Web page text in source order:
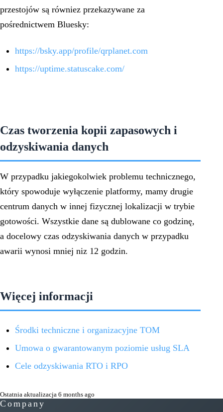
przestojów są równiez przekazywane za
pośrednictwem Bluesky:
https://bsky.app/profile/qrplanet.com
https://uptime.statuscake.com/
Czas tworzenia kopii zapasowych i
odzyskiwania danych
W przypadku jakiegokolwiek problemu technicznego,
który spowoduje wyłączenie platformy, mamy drugie
centrum danych w innej fizycznej lokalizacji w trybie
gotowości. Wszystkie dane są dublowane co godzinę,
a docelowy czas odzyskiwania danych w przypadku
awarii wynosi mniej niz 12 godzin.
Więcej informacji
Środki techniczne i organizacyjne TOM
Umowa o gwarantowanym poziomie usług SLA
Cele odzyskiwania RTO i RPO
Ostatnia aktualizacja 6 months ago
Company